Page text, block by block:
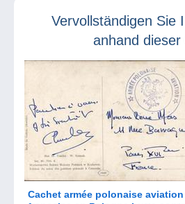
Vervollständigen Sie
anhand dieser
Cachet armée polonaise aviation